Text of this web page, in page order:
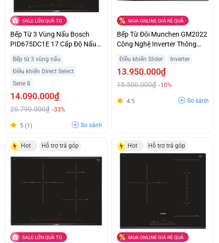
SALE LỚN QUÀ TO
Bếp Từ 3 Vùng Nấu Bosch
PID675DC1E 17 Cấp Độ Nấu
Bếp từ 3 vùng nấu
Điều khiển Direct Select
Serie 8
14.090.000₫
20.790.000₫ -33%
5 (1) So sánh
MUA ONLINE GIÁ RẺ QUÁ
Bếp Từ Đôi Munchen GM2022
Công Nghệ Inverter Thông
Điều khiển Slider Inverter
13.950.000₫
15.500.000₫ -10%
4.5 So sánh
Hot Hỗ trợ trả góp
SALE LỚN QUÀ TO
Hot Hỗ trợ trả góp
MUA ONLINE GIÁ RẺ QUÁ